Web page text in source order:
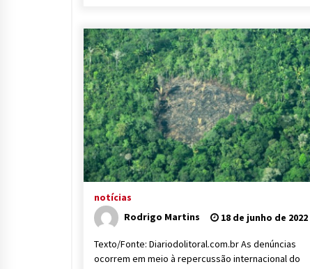
notícias
Rodrigo Martins
18 de junho de 2022
Texto/Fonte: Diariodolitoral.com.br As denúncias
ocorrem em meio à repercussão internacional do